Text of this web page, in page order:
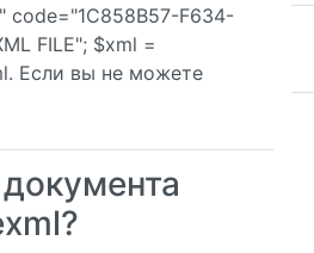
code="1C858B57-F634-
FILE"; $xml =
Если вы не можете